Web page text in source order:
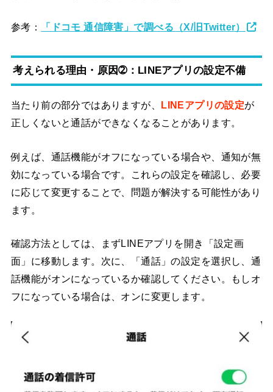
参考： 「ドコモ 通信障害」で調べる（X/旧Twitter）
考えられる理由・原因➁：LINEアプリの設定不備
当たり前の部分ではありますが、 LINEアプリの設定が
正しくないと通話ができなくなることがあります。
例えば、通話機能がオフになっている場合や、通知が無
効になっている場合です。これらの設定を確認し、必要
に応じて変更することで、問題が解決する可能性があり
ます。
確認方法としては、まずLINEアプリを開き「設定画
面」に移動します。次に、「通話」の設定を選択し、通
話機能がオンになっているか確認してください。もしオ
フになっている場合は、オンに変更します。